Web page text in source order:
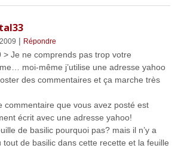
| Répondre
> Je ne comprends pas trop votre
moi-même j’utilise une adresse yahoo
des commentaires et ça marche très
commentaire que vous avez posté est
écrit avec une adresse yahoo!
de basilic pourquoi pas? mais il n’y a
tout de basilic dans cette recette et la feuille